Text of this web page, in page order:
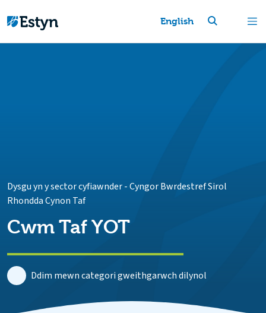
English
Dysgu yn y sector cyfiawnder-Cyngor Bwrdestref Sirol
Rhondda Cynon Taf
Cwm Taf YOT
Ddim mewn categori gweithgarwch dilynol